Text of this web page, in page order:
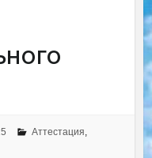
Аттестация,